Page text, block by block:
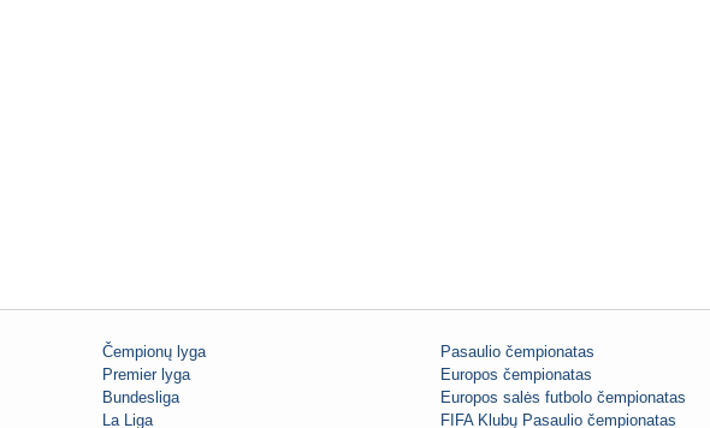
Čempionų lyga
Premier lyga
Bundesliga
La Liga
Pasaulio čempionatas
Europos čempionatas
Europos salės futbolo čempionatas
FIFA Klubų Pasaulio čempionatas